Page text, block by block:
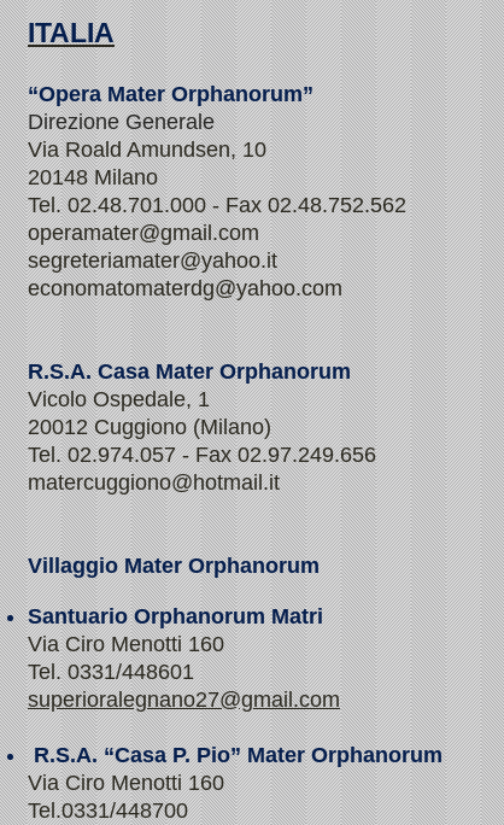
ITALIA
“Opera Mater Orphanorum”
Direzione Generale
Via Roald Amundsen, 10
20148 Milano
Tel. 02.48.701.000 - Fax 02.48.752.562
operamater@gmail.com
segreteriamater@yahoo.it
economatomaterdg@yahoo.com
R.S.A. Casa Mater Orphanorum
Vicolo Ospedale, 1
20012 Cuggiono (Milano)
Tel. 02.974.057 - Fax 02.97.249.656
matercuggiono@hotmail.it
Villaggio Mater Orphanorum
Santuario Orphanorum Matri
Via Ciro Menotti 160
Tel. 0331/448601
superioralegnano27@gmail.com
R.S.A. “Casa P. Pio” Mater Orphanorum
Via Ciro Menotti 160
Tel.0331/448700